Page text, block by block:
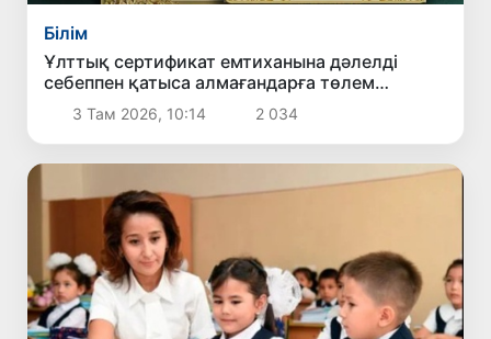
Білім
Ұлттық сертификат емтиханына дәлелді
себеппен қатыса алмағандарға төлем
қайтарылады
3 Там 2026, 10:14 2 034